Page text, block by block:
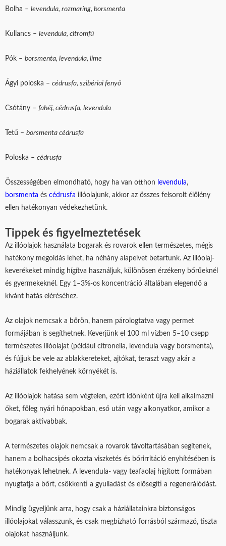
Bolha – levendula, rozmaring, borsmenta
Kullancs – levendula, citromfű
Pók – borsmenta, levendula, lime
Ágyi poloska – cédrusfa, szibériai fenyő
Csótány – fahéj, cédrusfa, levendula
Tetű – borsmenta cédrusfa
Poloska – cédrusfa
Összességében elmondható, hogy ha van otthon levendula,
borsmenta és cédrusfa illóolajunk, akkor az összes felsorolt élőlény
ellen hatékonyan védekezhetünk.
Tippek és figyelmeztetések
Az illóolajok használata bogarak és rovarok ellen természetes, mégis
hatékony megoldás lehet, ha néhány alapelvet betartunk. Az illóolaj-
keverékeket mindig hígítva használjuk, különösen érzékeny bőrűeknél
és gyermekeknél. Egy 1–3%-os koncentráció általában elegendő a
kívánt hatás eléréséhez.
Az olajok nemcsak a bőrön, hanem párologtatva vagy permet
formájában is segíthetnek. Keverjünk el 100 ml vízben 5–10 csepp
természetes illóolajat (például citronella, levendula vagy borsmenta),
és fújjuk be vele az ablakkereteket, ajtókat, teraszt vagy akár a
háziállatok fekhelyének környékét is.
Az illóolajok hatása sem végtelen, ezért időnként újra kell alkalmazni
őket, főleg nyári hónapokban, eső után vagy alkonyatkor, amikor a
bogarak aktívabbak.
A természetes olajok nemcsak a rovarok távoltartásában segítenek,
hanem a bolhacsípés okozta viszketés és bőrirritáció enyhítésében is
hatékonyak lehetnek. A levendula- vagy teafaolaj hígított formában
nyugtatja a bőrt, csökkenti a gyulladást és elősegíti a regenerálódást.
Mindig ügyeljünk arra, hogy csak a háziállatainkra biztonságos
illóolajokat válasszunk, és csak megbízható forrásból származó, tiszta
olajokat használjunk.